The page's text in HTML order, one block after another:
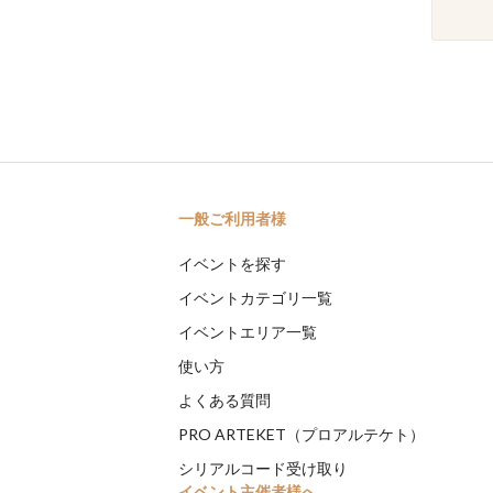
一般ご利用者様
イベントを探す
イベントカテゴリ一覧
イベントエリア一覧
使い方
よくある質問
PRO ARTEKET（プロアルテケト）
シリアルコード受け取り